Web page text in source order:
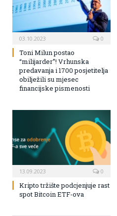
03.10.2023 0
Toni Milun postao
“milijarder”! Vrhunska
predavanja i 1700 posjetitelja
obilježili su mjesec
financijske pismenosti
13.09.2023 0
Kripto tržište podcjenjuje rast
spot Bitcoin ETF-ova